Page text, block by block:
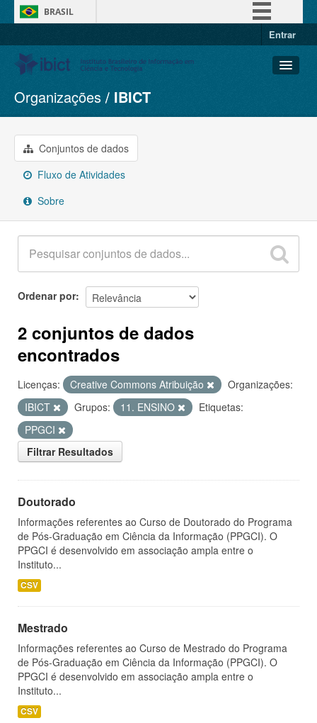
BRASIL
Entrar
Conjuntos de dados
Organizações
Grupos
Sobre
Organizações IBICT
Conjuntos de dados
Fluxo de Atividades
Sobre
Ordenar por
2 conjuntos de dados
encontrados
Licenças: Creative Commons Atribuição
Organizações:
IBICT
Grupos: 11. ENSINO
Etiquetas:
PPGCI
Filtrar Resultados
Doutorado
Informações referentes ao Curso de Doutorado do Programa
de Pós-Graduação em Ciência da Informação (PPGCI). O
PPGCI é desenvolvido em associação ampla entre o
Instituto...
CSV
Mestrado
Informações referentes ao Curso de Mestrado do Programa
de Pós-Graduação em Ciência da Informação (PPGCI). O
PPGCI é desenvolvido em associação ampla entre o
Instituto...
CSV